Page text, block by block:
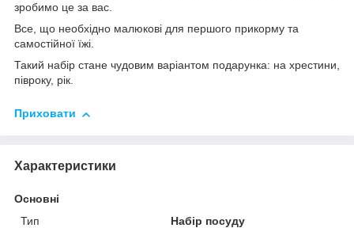
зробимо це за вас.
Все, що необхідно малюкові для першого прикорму та
самостійної їжі.
Такий набір стане чудовим варіантом подарунка: на хрестини,
півроку, рік.
Приховати
Характеристики
Основні
Тип
Набір посуду